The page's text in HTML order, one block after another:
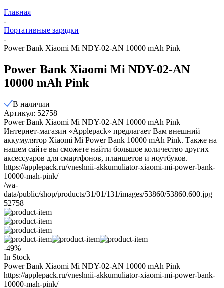
Главная
-
Портативные зарядки
-
Power Bank Xiaomi Mi NDY-02-AN 10000 mAh Pink
Power Bank Xiaomi Mi NDY-02-AN
10000 mAh Pink
В наличии
Артикул: 52758
Power Bank Xiaomi Mi NDY-02-AN 10000 mAh Pink
Интернет-магазин «Applepack» предлагает Вам внешний
аккумулятор Xiaomi Mi Power Bank 10000 mAh Pink. Также на
нашем сайте вы сможете найти большое количество других
аксессуаров для смартфонов, планшетов и ноутбуков.
https://applepack.ru/vneshnii-akkumuliator-xiaomi-mi-power-bank-
10000-mah-pink/
/wa-
data/public/shop/products/31/01/131/images/53860/53860.600.jpg
52758
-49%
In Stock
Power Bank Xiaomi Mi NDY-02-AN 10000 mAh Pink
https://applepack.ru/vneshnii-akkumuliator-xiaomi-mi-power-bank-
10000-mah-pink/